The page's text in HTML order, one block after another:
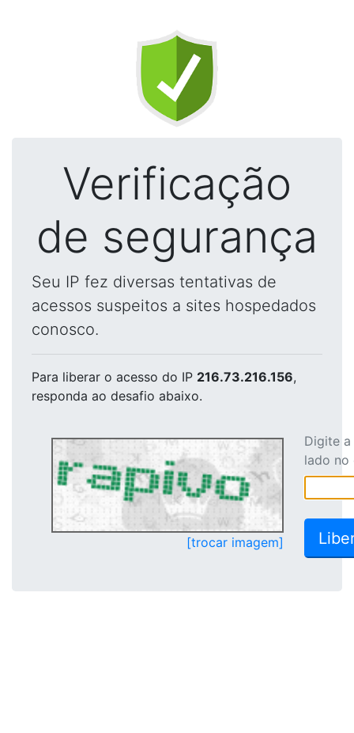
Verificação
de segurança
Seu IP fez diversas tentativas de
acessos suspeitos a sites hospedados
conosco.
Para liberar o acesso do IP 216.73.216.156,
responda ao desafio abaixo.
[trocar imagem]
Digite
lado no